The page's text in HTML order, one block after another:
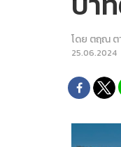
โดย ตฤณ ต
25.06.2024